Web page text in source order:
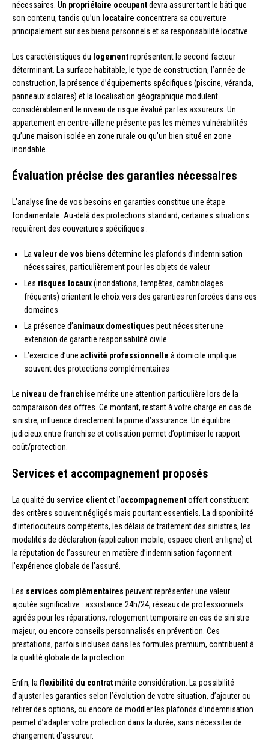
nécessaires. Un propriétaire occupantdevra assurer tant le bâti que
son contenu, tandis qu’un locataire concentrera sa couverture
principalement sur ses biens personnels et sa responsabilité locative.
Les caractéristiques du logementreprésentent le second facteur
déterminant. La surface habitable, le type de construction, l’année de
construction, la présence d’équipements spécifiques (piscine, véranda,
panneaux solaires) et la localisation géographique modulent
considérablement le niveau de risque évalué par les assureurs. Un
appartement en centre-ville ne présente pas les mêmes vulnérabilités
qu’une maison isolée en zone rurale ou qu’un bien situé en zone
inondable.
Évaluation précise des garanties nécessaires
L’analyse fine de vos besoins en garanties constitue une étape
fondamentale. Au-delà des protections standard, certaines situations
requièrent des couvertures spécifiques :
La valeur de vos biens détermine les plafonds d’indemnisation
nécessaires, particulièrement pour les objets de valeur
Les risques locaux(inondations, tempêtes, cambriolages
fréquents) orientent le choix vers des garanties renforcées dans ces
domaines
La présence d’animaux domestiques peut nécessiter une
extension de garantie responsabilité civile
L’exercice d’une activité professionnelle à domicile implique
souvent des protections complémentaires
Le niveau de franchise mérite une attention particulière lors de la
comparaison des offres. Ce montant, restant à votre charge en cas de
sinistre, influence directement la prime d’assurance. Un équilibre
judicieux entre franchise et cotisation permet d’optimiser le rapport
coût/protection.
Services et accompagnement proposés
La qualité du service clientet l’accompagnementoffert constituent
des critères souvent négligés mais pourtant essentiels. La disponibilité
d’interlocuteurs compétents, les délais de traitement des sinistres, les
modalités de déclaration (application mobile, espace client en ligne) et
la réputation de l’assureur en matière d’indemnisation façonnent
l’expérience globale de l’assuré.
Les services complémentaires peuvent représenter une valeur
ajoutée significative : assistance 24h/24, réseaux de professionnels
agréés pour les réparations, relogement temporaire en cas de sinistre
majeur, ou encore conseils personnalisés en prévention. Ces
prestations, parfois incluses dans les formules premium, contribuent à
la qualité globale de la protection.
Enfin, la flexibilité du contratmérite considération. La possibilité
d’ajuster les garanties selon l’évolution de votre situation, d’ajouter ou
retirer des options, ou encore de modifier les plafonds d’indemnisation
permet d’adapter votre protection dans la durée, sans nécessiter de
changement d’assureur.